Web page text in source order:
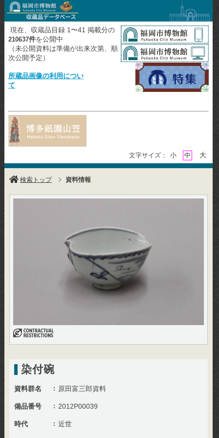
現在、収蔵品目録 1〜41 掲載分の
210637件を公開中
（未公開資料は準備が出来次第、順
次公開予定）
所蔵品画像の利用につい
て
文字サイズ： 小 中 大
検索トップ 資料情報
染付碗
資料群名 原田富三郎資料
備品番号 2012P00039
時代 近世